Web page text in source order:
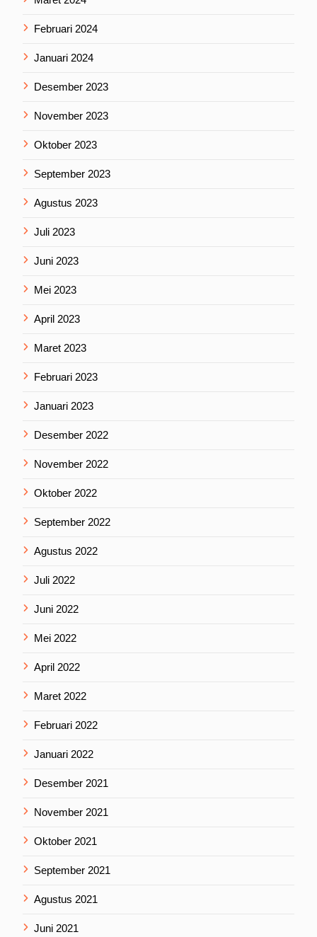
Februari 2024
Januari 2024
Desember 2023
November 2023
Oktober 2023
September 2023
Agustus 2023
Juli 2023
Juni 2023
Mei 2023
April 2023
Maret 2023
Februari 2023
Januari 2023
Desember 2022
November 2022
Oktober 2022
September 2022
Agustus 2022
Juli 2022
Juni 2022
Mei 2022
April 2022
Maret 2022
Februari 2022
Januari 2022
Desember 2021
November 2021
Oktober 2021
September 2021
Agustus 2021
Juni 2021